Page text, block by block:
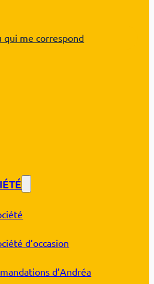
qui me correspond
d’occasion
d’Andréa